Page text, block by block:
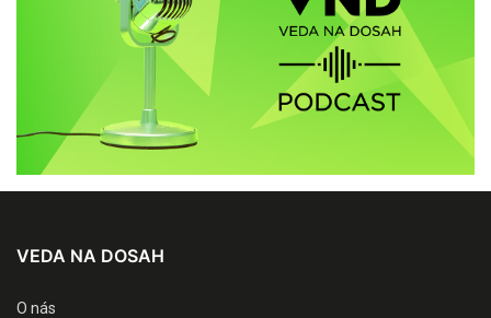
VEDA NA DOSAH
O nás